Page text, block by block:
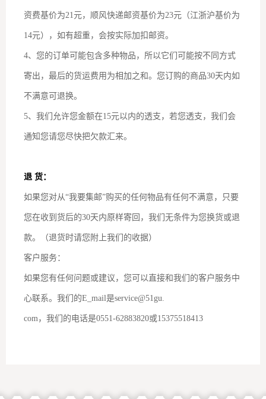
资费基价为21元，顺风快递邮资基价为23元（江浙沪基价为
14元），如有超重，会按实际加扣邮资。
4、您的订单可能包含多种物品，所以它们可能按不同方式
寄出，最后的货运费用为相加之和。您订购的商品30天内如
不满意可退换。
5、我们允许您金额在15元以内的透支，若您透支，我们会
通知您请您尽快把欠款汇来。
退 货：
如果您对从“我要集邮”购买的任何物品有任何不满意，只要
您在收到货后的30天内原样寄回，我们无条件为您换货或退
款。（退货时请您附上我们的收据）
客户服务：
如果您有任何问题或建议，您可以直接和我们的客户服务中
心联系。我们的E_mail是service@51gu.
com，我们的电话是0551-62883820或15375518413